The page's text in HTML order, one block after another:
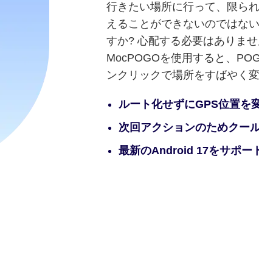
行きたい場所に行って、限ら
えることができないのではな
すか? 心配する必要はありま
MocPOGOを使用すると、
ンクリックで場所をすばやく
ルート化せずにGPS位置を
次回アクションのためクー
最新のAndroid 17をサポー